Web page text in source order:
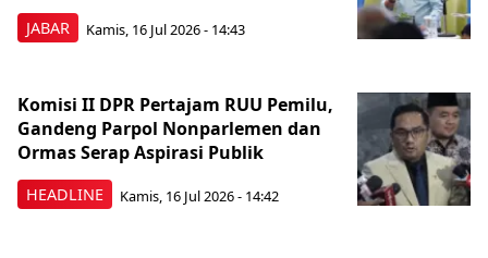
JABAR Kamis, 16 Jul 2026 - 14:43
HEADLINE
Komisi II DPR Pertajam RUU Pemilu,
Gandeng Parpol Nonparlemen dan
Ormas Serap Aspirasi Publik
Kamis, 16 Jul 2026 - 14:42